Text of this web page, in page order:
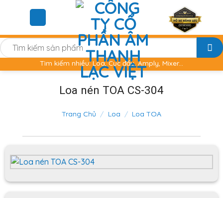
Tìm
kiếm:
Tìm kiếm nhiều: Loa, Cục đẩy, Amply, Mixer...
Loa nén TOA CS-304
Trang Chủ / Loa / Loa TOA